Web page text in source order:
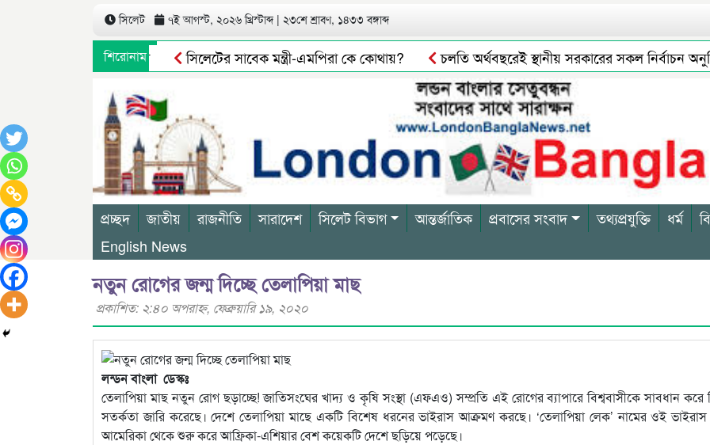
সিলেট ৭ই আগস্ট, ২০২৬ খ্রিস্টাব্দ | ২৩শে শ্রাবণ, ১৪৩৩ বঙ্গাব্দ
শিরোনাম সিলেটের সাবেক মন্ত্রী-এমপিরা কে কোথায়? চলতি অর্থবছরেই স্থানীয় সরকারের সকল নির্বাচন অনুষ্ঠিত
গণমাধ্যমে সংবাদ প্রকাশের পর সিলেট টিটিসির প্রতারক ড্রাইভার বিল্লাল আটক
প্রচ্ছদ জাতীয় রাজনীতি সারাদেশ সিলেট বিভাগ আন্তর্জাতিক প্রবাসের সংবাদ তথ্যপ্রযুক্তি ধর্ম
English News
নতুন রোগের জন্ম দিচ্ছে তেলাপিয়া মাছ
প্রকাশিত: ২:৪০ অপরাহ্ণ, ফেব্রুয়ারি ১৯, ২০২০
লন্ডন বাংলা ডেস্কঃ
তেলাপিয়া মাছ নতুন রোগ ছড়াচ্ছে! জাতিসংঘের খাদ্য ও কৃষি সংস্থা (এফএও) সম্প্রতি এই রোগের ব্যাপারে বিশ্ববাসীকে সাবধান করে
সতর্কতা জারি করেছে। দেশে তেলাপিয়া মাছে একটি বিশেষ ধরনের ভাইরাস আক্রমণ করছে। ‘তেলাপিয়া লেক’ নামের ওই ভাইরাস
আমেরিকা থেকে শুরু করে আফ্রিকা-এশিয়ার বেশ কয়েকটি দেশে ছড়িয়ে পড়েছে।